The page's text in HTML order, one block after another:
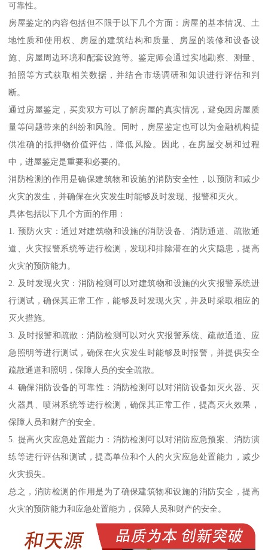
可靠性。
房屋鉴定的内容包括但不限于以下几个方面：房屋的基本情况、土
地性质和使用权、房屋的建筑结构和质量、房屋的装修和设备设
施、房屋周边环境和配套设施等。鉴定师会通过实地勘察、测量、
拍照等方式获取相关数据，并结合市场调研和知识进行评估和判
断。
通过房屋鉴定，买卖双方可以了解房屋的真实情况，避免因房屋质
量等问题带来的纠纷和风险。同时，房屋鉴定也可以为金融机构提
供准确的抵押物价值评估，降低风险。因此，在房屋交易和过程
中，进屋鉴定是重要和必要的。
消防检测的作用是确保建筑物和设施的消防安全性，以预防和减少
火灾的发生，并确保在火灾发生时能够及时发现、报警和灭火。
具体包括以下几个方面的作用：
1. 预防火灾：通过对建筑物和设施的消防设备、消防通道、疏散通
道、火灾报警系统等进行检测，发现和排除潜在的火灾隐患，提高
火灾的预防能力。
2. 及时发现火灾：消防检测可以对建筑物和设施的火灾报警系统进
行测试，确保其正常工作，能够及时发现火灾，并及时采取相应的
灭火措施。
3. 及时报警和疏散：消防检测可以对火灾报警系统、疏散通道、应
急照明等进行测试，确保在火灾发生时能够及时报警，并提供安全
疏散通道和照明，保障人员的安全疏散。
4. 确保消防设备的可靠性：消防检测可以对消防设备如灭火器、灭
火器具、喷淋系统等进行检测，确保其正常工作，提高灭火效果，
保障人员和财产的安全。
5. 提高火灾应急处置能力：消防检测可以对消防应急预案、消防演
练等进行评估和测试，提高单位和个人的火灾应急处置能力，减少
火灾损失。
总之，消防检测的作用是为了确保建筑物和设施的消防安全，提高
火灾的预防能力和应急处置能力，保障人员和财产的安全。